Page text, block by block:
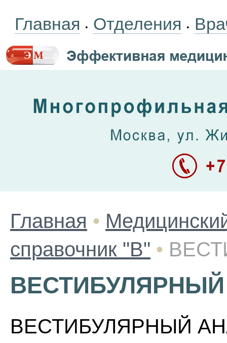
Главная • Отделения •
Главная •
справочник "В" •
ВЕСТИБУЛЯРНЫЙ